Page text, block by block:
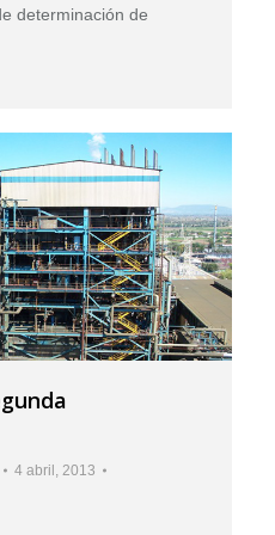
determinación de
4 abril, 2013